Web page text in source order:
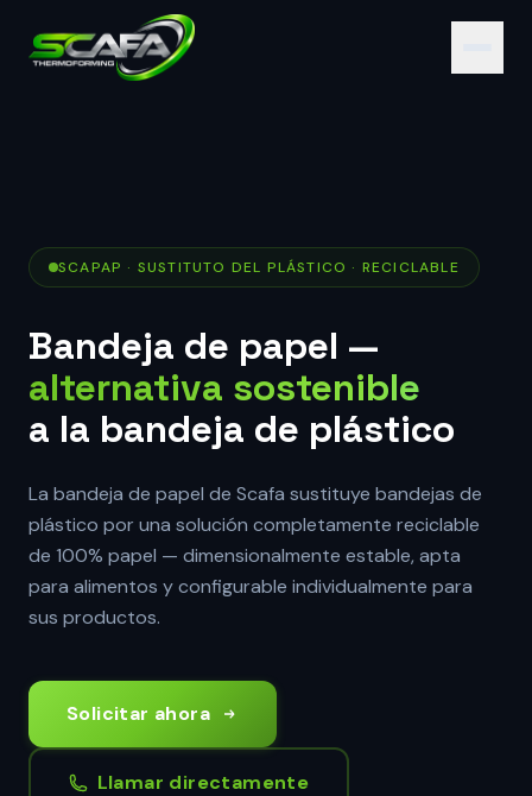
SCAPAP · SUSTITUTO DEL PLÁSTICO · RECICLABLE
Bandeja de papel —
alternativa sostenible
a la bandeja de plástico
La bandeja de papel de Scafa sustituye bandejas de
plástico por una solución completamente reciclable
de 100% papel — dimensionalmente estable, apta
para alimentos y configurable individualmente para
sus productos.
Solicitar ahora
Llamar directamente